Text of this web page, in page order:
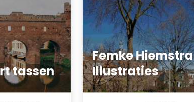
tassen
Femke Hiemstra
Illustraties